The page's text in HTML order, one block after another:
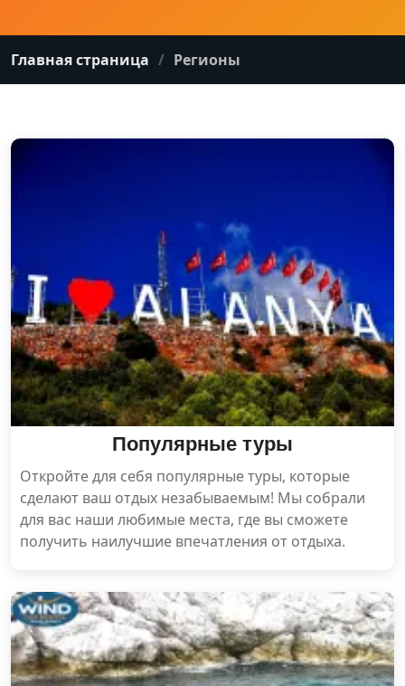
Главная страница Регионы
Популярные туры
Откройте для себя популярные туры, которые
сделают ваш отдых незабываемым! Мы собрали
для вас наши любимые места, где вы сможете
получить наилучшие впечатления от отдыха.